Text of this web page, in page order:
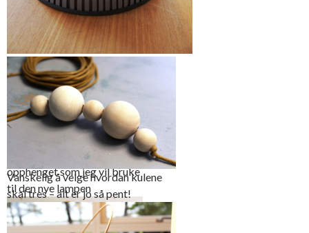
Lampeskjerm fra IKEA som har sett
bedre dager
Skjermen har dette smarte
opphenget som jeg vil bruke
til den nye lampen
Vanskelig å velge hvordan kulene
skal tres – alt er jo så pent!